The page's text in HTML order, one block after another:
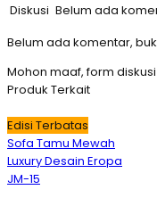
Diskusi Belum ada
Belum ada komentar,
Mohon maaf, form
Produk Terkait
Edisi Terbatas
Sofa Tamu Mewah
Luxury Desain Eropa
JM-15